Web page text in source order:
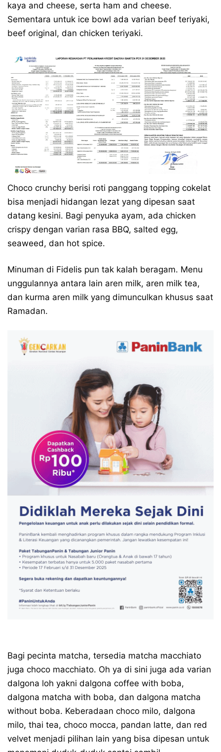
kaya and cheese, serta ham and cheese.
Sementara untuk ice bowl ada varian beef teriyaki,
beef original, dan chicken teriyaki.
Choco crunchy berisi roti panggang topping cokelat
bisa menjadi hidangan lezat yang dipesan saat
datang kesini. Bagi penyuka ayam, ada chicken
crispy dengan varian rasa BBQ, salted egg,
seaweed, dan hot spice.
Minuman di Fidelis pun tak kalah beragam. Menu
unggulannya antara lain aren milk, aren milk tea,
dan kurma aren milk yang dimunculkan khusus saat
Ramadan.
Bagi pecinta matcha, tersedia matcha macchiato
juga choco macchiato. Oh ya di sini juga ada varian
dalgona loh yakni dalgona coffee with boba,
dalgona matcha with boba, dan dalgona matcha
without boba. Keberadaan choco milo, dalgona
milo, thai tea, choco mocca, pandan latte, dan red
velvet menjadi pilihan lain yang bisa dipesan untuk